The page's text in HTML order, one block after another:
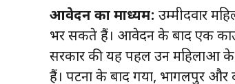
आवेदन का माध्यम: उम्मीदवार
भर सकते हैं। आवेदन के बाद एक
सरकार की यह पहल उन महिलाओं के
हैं। पटना के बाद गया, भागलपुर और